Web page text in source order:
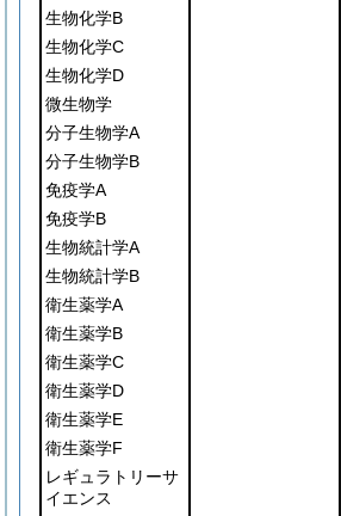
生物化学B
生物化学C
生物化学D
微生物学
分子生物学A
分子生物学B
免疫学A
免疫学B
生物統計学A
生物統計学B
衛生薬学A
衛生薬学B
衛生薬学C
衛生薬学D
衛生薬学E
衛生薬学F
レギュラトリーサ
イエンス